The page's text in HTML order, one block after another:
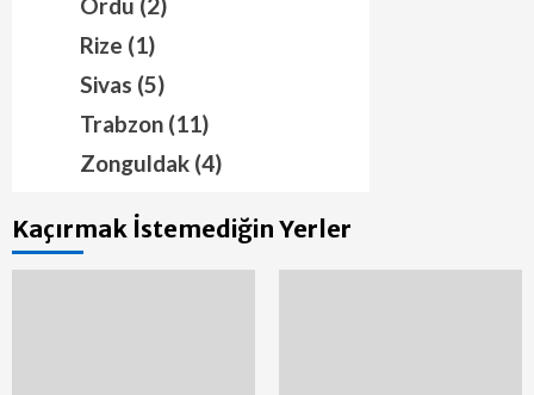
Rize (1)
Sivas (5)
Trabzon (11)
Zonguldak (4)
Kaçırmak İstemediğin Yerler